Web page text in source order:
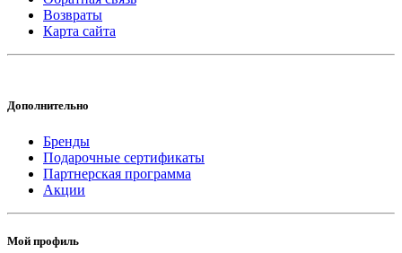
Возвраты
Карта сайта
Дополнительно
Бренды
Подарочные сертификаты
Партнерская программа
Акции
Мой профиль